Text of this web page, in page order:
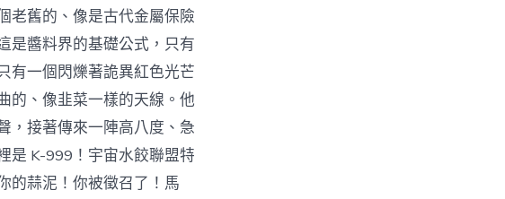
老舊的、像是古代金屬保險
是醬料界的基礎公式，只有
有一個閃爍著詭異紅色光芒
的、像韭菜一樣的天線。他
接著傳來一陣高八度、急
是 K-999！宇宙水餃聯盟特
的蒜泥！你被徵召了！馬